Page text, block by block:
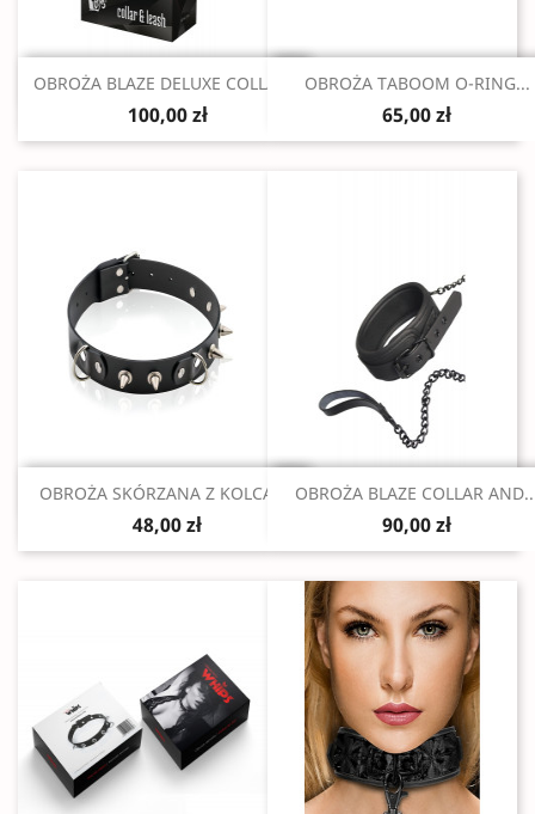
Szybki podgląd
OBROŻA BLAZE DELUXE COLLAR...
100,00 zł
Szybki podgląd
OBROŻA TABOOM O-RING...
65,00 zł
Szybki podgląd
OBROŻA SKÓRZANA Z KOLCAMI
48,00 zł
Szybki podgląd
OBROŻA BLAZE COLLAR
90,00 zł